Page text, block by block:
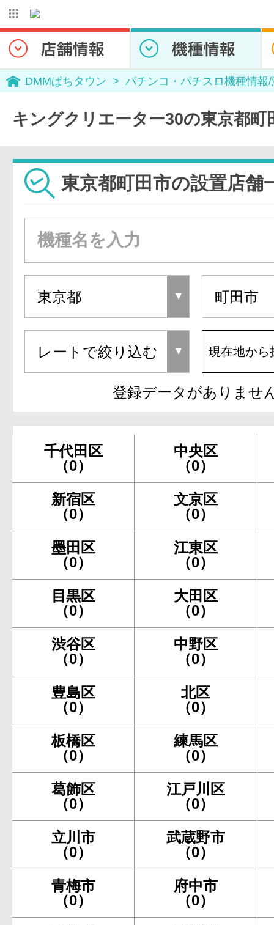
DMMぱちタウン パチンコ・パチスロ機種情報
キングクリエーター30の東京都町
東京都町田市の設置店舗
現在地から
登録データがありませ
千代田区
（0）
中央区
（0）
新宿区
（0）
文京区
（0）
墨田区
（0）
江東区
（0）
目黒区
（0）
大田区
（0）
渋谷区
（0）
中野区
（0）
豊島区
（0）
北区
（0）
板橋区
（0）
練馬区
（0）
葛飾区
（0）
江戸川区
（0）
立川市
（0）
武蔵野市
（0）
青梅市
（0）
府中市
（0）